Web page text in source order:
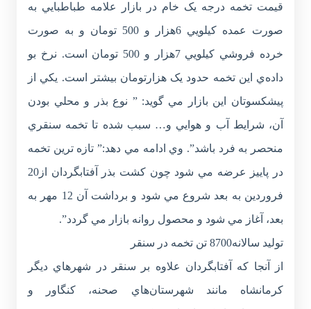
قيمت تخمه درجه يک خام در بازار علامه طباطبايي به
صورت عمده کيلويي 6هزار و 500 تومان و به صورت
خرده فروشي کيلويي 7هزار و 500 تومان است. نرخ بو
داده‌ي اين تخمه حدود يک هزارتومان بيشتر است. يکي از
پيشکسوتان اين بازار مي گويد: ” نوع بذر و محلي بودن
آن، شرايط آب و هوايي و… سبب شده تا تخمه سنقري
منحصر به فرد باشد”. وي ادامه مي دهد:” تازه ترين تخمه
در پاييز عرضه مي شود چون کشت بذر آفتابگردان از20
فروردين به بعد شروع مي شود و برداشت آن 12 مهر به
بعد، آغاز مي شود و محصول روانه بازار مي گردد”.
توليد سالانه8700 تن تخمه در سنقر
از آنجا که آفتابگردان علاوه بر سنقر در شهرهاي ديگر
کرمانشاه مانند شهرستان‌هاي صحنه، کنگاور و